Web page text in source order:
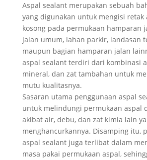
Aspal sealant merupakan sebuah
yang digunakan untuk mengisi retak
kosong pada permukaan hamparan
jalan umum, lahan parkir, landasan
maupun bagian hamparan jalan
aspal sealant terdiri dari kombinasi
mineral, dan zat tambahan untuk
mutu kualitasnya.
Sasaran utama penggunaan aspal
untuk melindungi permukaan aspal
akibat air, debu, dan zat kimia lain
menghancurkannya. Disamping itu,
aspal sealant juga terlibat dalam
masa pakai permukaan aspal,